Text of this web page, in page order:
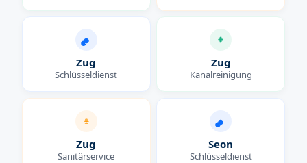
Zug
Schlüsseldienst
Zug
Kanalreinigung
Zug
Sanitärservice
Seon
Schlüsseldienst